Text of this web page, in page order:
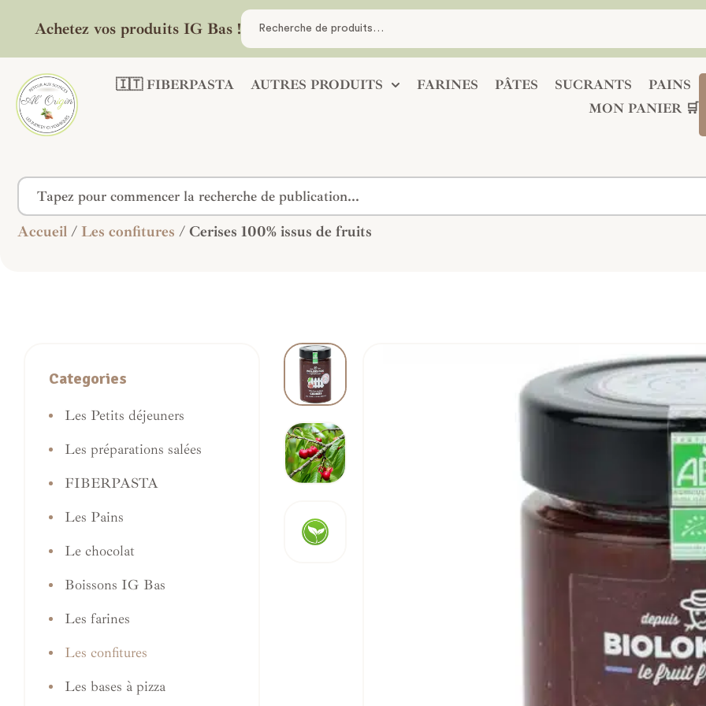
Achetez vos produits IG Bas !
🇮🇹 FIBERPASTA AUTRES PRODUITS FARINES PÂTES SUCRANTS
PAINS
MON PANIER 🛒
Accueil / Les confitures / Cerises 100% issus de fruits
Categories
Les Petits déjeuners
Les préparations salées
FIBERPASTA
Les Pains
Le chocolat
Boissons IG Bas
Les farines
Les confitures
Les bases à pizza